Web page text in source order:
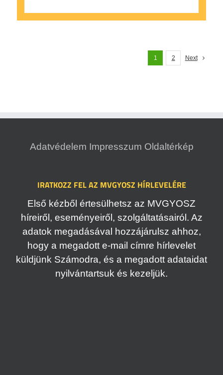
1 2 Next
Adatvédelem Impresszum Oldaltérkép
IRATKOZZ FEL AZ MVGYOSZ HÍRLEVELÉRE
Első kézből értesülhetsz az MVGYOSZ
híreiről, eseményeiről, szolgáltatásairól. Az
adatok megadásával hozzájárulsz ahhoz,
hogy a megadott e-mail címre hírlevelet
küldjünk Számodra, és a megadott adataidat
nyilvántartsuk és kezeljük.